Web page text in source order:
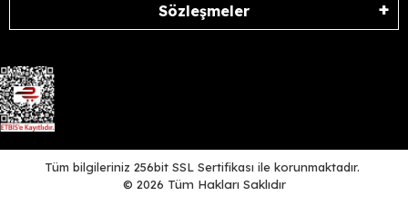
Sözleşmeler
Tüm bilgileriniz 256bit SSL Sertifikası ile korunmaktadır.
© 2026 Tüm Hakları Saklıdır